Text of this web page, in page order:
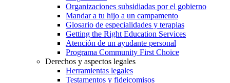
Organizaciones subsidiadas por el gobierno
Mandar a tu hijo a un campamento
Glosario de especialidades y terapias
Getting the Right Education Services
Atención de un ayudante personal
Programa Community First Choice
Derechos y aspectos legales
Herramientas legales
Testamentos y fideicomisos